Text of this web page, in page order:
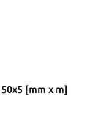
[mm x m]